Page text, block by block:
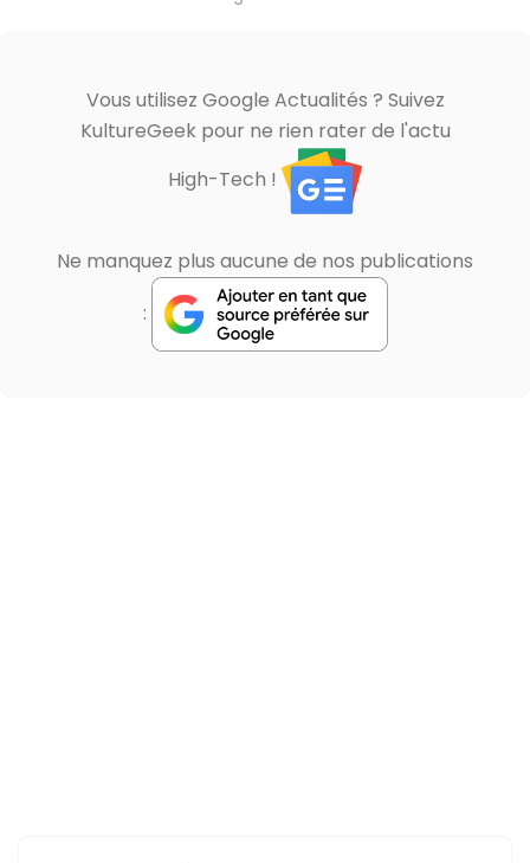
Vous utilisez Google Actualités ? Suivez
KultureGeek pour ne rien rater de l'actu
High-Tech !
Ne manquez plus aucune de nos publications
: